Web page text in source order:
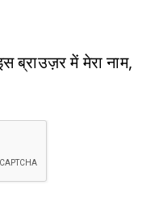
ब्राउज़र में मेरा नाम,